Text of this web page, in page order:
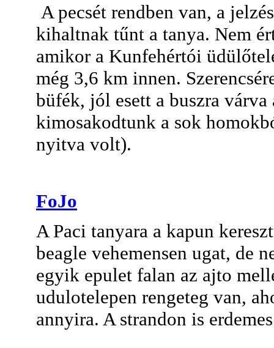
A pecsét rendben van, a
kihaltnak tűnt a tanya. Nem
amikor a Kunfehértói
még 3,6 km innen.
büfék, jól esett a buszra
kimosakodtunk a sok
nyitva volt).
FoJo
A Paci tanyara a kapun
beagle vehemensen ugat, de
egyik epulet falan az ajto
udulotelepen rengeteg van,
annyira. A strandon is